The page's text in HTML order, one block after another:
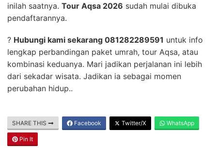
inilah saatnya. Tour Aqsa 2026 sudah mulai dibuka
pendaftarannya.
? Hubungi kami sekarang 081282289591 untuk info
lengkap perbandingan paket umrah, tour Aqsa, atau
kombinasi keduanya. Mari jadikan perjalanan ini lebih
dari sekadar wisata. Jadikan ia sebagai momen
perubahan hidup..
SHARE THIS Facebook Twitter/X WhatsApp
Pin It